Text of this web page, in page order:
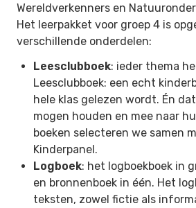
Wereldverkenners en
Het leerpakket voor groep 4 is
verschillende onderdelen:
Leesclubboek: ieder thema
Leesclubboek: een echt
hele klas gelezen wordt. Én
mogen houden en mee naar
boeken selecteren we samen
Kinderpanel.
Logboek: het logboekboek in
en bronnenboek in één. Het
teksten, zowel fictie als